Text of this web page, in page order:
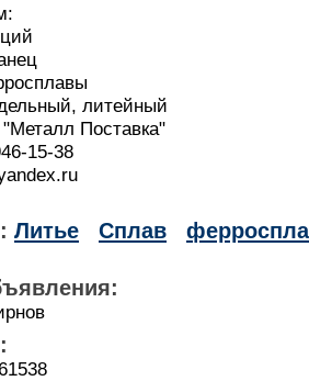
литейный
Поставка"
15-38
Литье Сплав